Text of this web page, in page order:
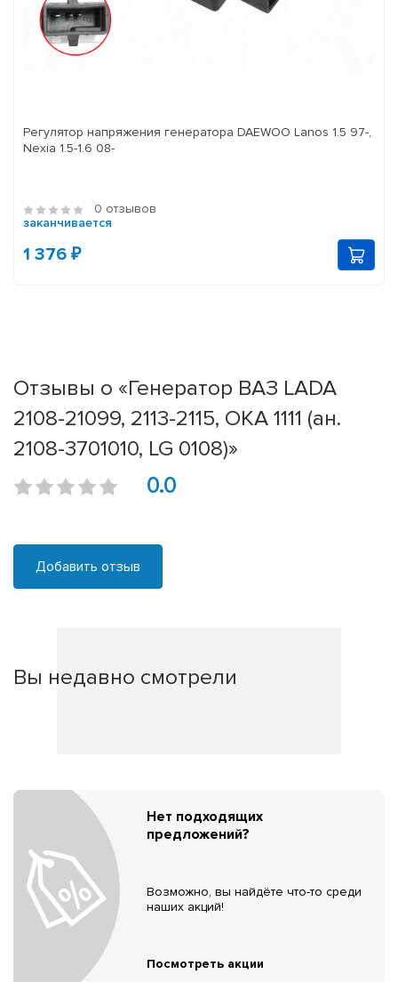
Регулятор напряжения генератора DAEWOO Lanos 1.5 97-,
Nexia 1.5-1.6 08-
0 отзывов
заканчивается
1 376 ₽
Отзывы о «Генератор ВАЗ LADA
2108-21099, 2113-2115, OKA 1111 (ан.
2108-3701010, LG 0108)»
0.0
Добавить отзыв
Вы недавно смотрели
Нет подходящих
предложений?
Возможно, вы найдёте что-то среди
наших акций!
Посмотреть акции